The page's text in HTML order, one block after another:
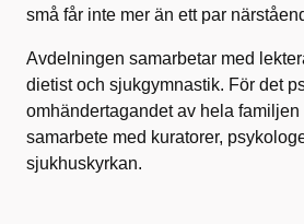
små får inte mer än ett par
Avdelningen samarbetar med
dietist och sjukgymnastik. För det
omhändertagandet av hela familjen
samarbete med kuratorer,
sjukhuskyrkan.